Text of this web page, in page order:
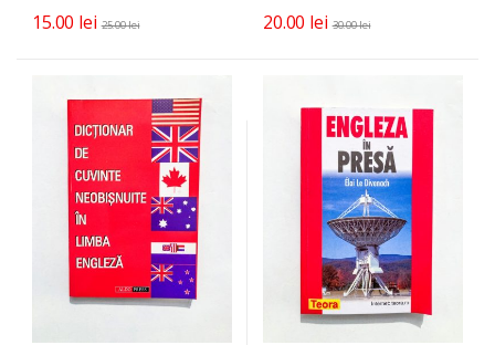
15.00 lei 25.00lei 20.00 lei 30.00lei